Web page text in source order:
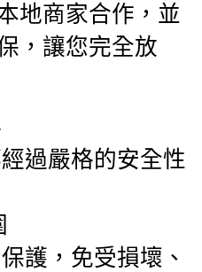
地商家合作，並
，讓您完全放
過嚴格的安全性
護，免受損壞、